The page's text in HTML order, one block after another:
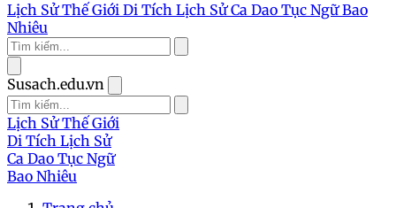
Lịch Sử Thế Giới Di Tích Lịch SửCa Dao Tục NgữBao
Nhiêu
Susach.edu.vn
Lịch Sử Thế Giới
Di Tích Lịch Sử
Ca Dao Tục Ngữ
Bao Nhiêu